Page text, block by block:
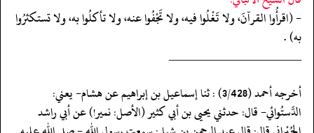
- (اقرأُوا القرآنَ، ولا تَغْلُوا فيه، ولا تَجْفُوا عنه، ولا تأكلُوا به، ولا تستكثرُوا
به) .
‏‏‏‏_____________________
‏‏‏‏أخرجه أحمد (3/428) : ثنا إسماعيل بن إبراهيم عن هشام- يعني:
الدَّستُوائي- قال: حدثني يحيى بن أبي كثير (الأصل: نمير!) عن أبي راشد